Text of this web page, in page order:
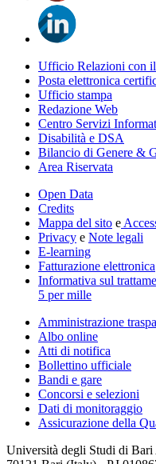
Ufficio Relazioni con
Posta elettronica
Ufficio stampa
Redazione Web
Centro Servizi
Disabilità e DSA
Bilancio di Genere &
Area Riservata
Open Data
Credits
Mappa del sito e
Privacy e Note legali
E-learning
Fatturazione elettronica
Informativa sul
5 per mille
Amministrazione
Albo online
Atti di notifica
Bollettino ufficiale
Bandi e gare
Concorsi e selezioni
Dati di monitoraggio
Assicurazione della
Università degli Studi di